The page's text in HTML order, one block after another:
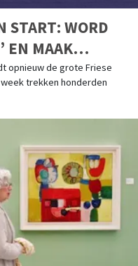
START: WORD
EN MAAK
opnieuw de grote Friese
trekken honderden